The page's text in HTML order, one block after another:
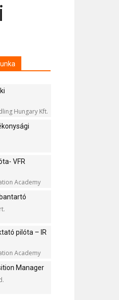
Hungary Kft.
VFR
Academy
pilóta – IR
Academy
Manager